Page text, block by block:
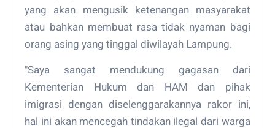
yang akan mengusik ketenangan masyarakat
atau bahkan membuat rasa tidak nyaman bagi
orang asing yang tinggal diwilayah Lampung.
"Saya sangat mendukung gagasan dari
Kementerian Hukum dan HAM dan pihak
imigrasi dengan diselenggarakannya rakor ini,
hal ini akan mencegah tindakan ilegal dari warga